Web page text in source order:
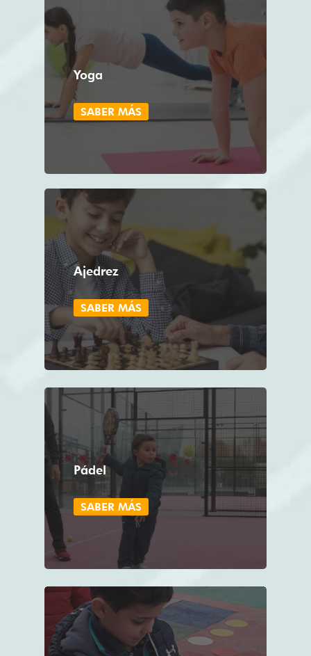
Yoga
SABER MÁS
Ajedrez
SABER MÁS
Pádel
SABER MÁS